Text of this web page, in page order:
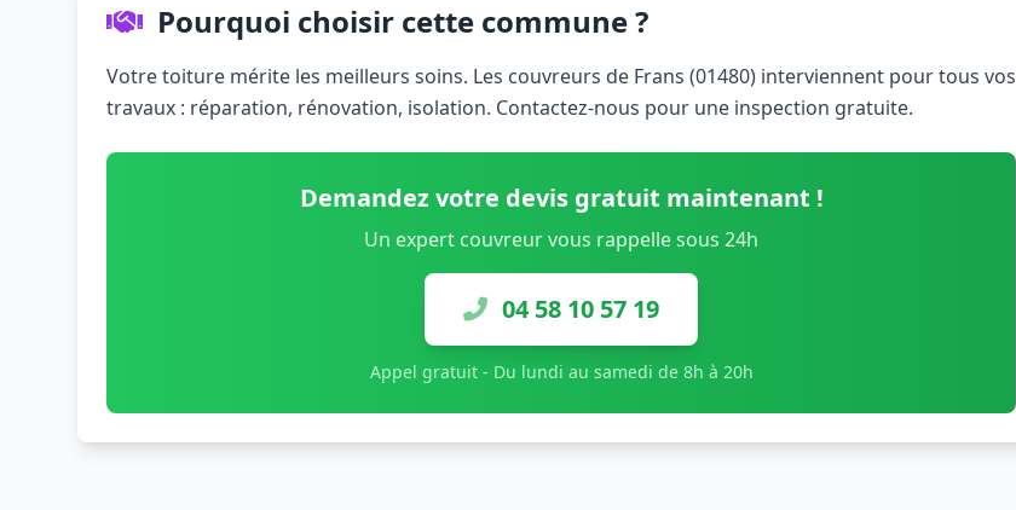
Pourquoi choisir cette commune ?
Votre toiture mérite les meilleurs soins. Les couvreurs de Frans (01480) interviennent pour tous vos
travaux : réparation, rénovation, isolation. Contactez-nous pour une inspection gratuite.
Demandez votre devis gratuit maintenant !
Un expert couvreur vous rappelle sous 24h
04 58 10 57 19
Appel gratuit - Du lundi au samedi de 8h à 20h